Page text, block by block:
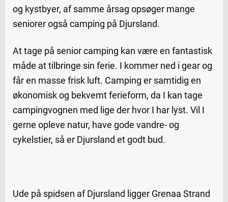
og kystbyer, af samme årsag opsøger mange
seniorer også camping på Djursland.
At tage på senior camping kan være en fantastisk
måde at tilbringe sin ferie. I kommer ned i gear og
får en masse frisk luft. Camping er samtidig en
økonomisk og bekvemt ferieform, da I kan tage
campingvognen med lige der hvor I har lyst. Vil I
gerne opleve natur, have gode vandre- og
cykelstier, så er Djursland et godt bud.
Ude på spidsen af Djursland ligger Grenaa Strand